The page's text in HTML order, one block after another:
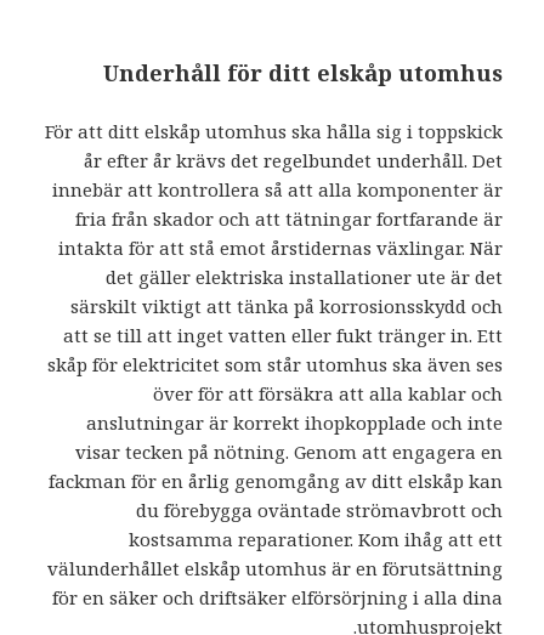
Underhåll för ditt elskåp utomhus
För att ditt elskåp utomhus ska hålla sig i toppskick
år efter år krävs det regelbundet underhåll. Det
innebär att kontrollera så att alla komponenter är
fria från skador och att tätningar fortfarande är
intakta för att stå emot årstidernas växlingar. När
det gäller elektriska installationer ute är det
särskilt viktigt att tänka på korrosionsskydd och
att se till att inget vatten eller fukt tränger in. Ett
skåp för elektricitet som står utomhus ska även ses
över för att försäkra att alla kablar och
anslutningar är korrekt ihopkopplade och inte
visar tecken på nötning. Genom att engagera en
fackman för en årlig genomgång av ditt elskåp kan
du förebygga oväntade strömavbrott och
kostsamma reparationer. Kom ihåg att ett
välunderhållet elskåp utomhus är en förutsättning
för en säker och driftsäker elförsörjning i alla dina
utomhusprojekt.